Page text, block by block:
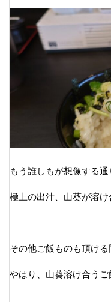
もう誰しもが想像する通
極上の出汁、山葵が溶
その他ご飯ものも頂け
やはり、山葵溶け合う